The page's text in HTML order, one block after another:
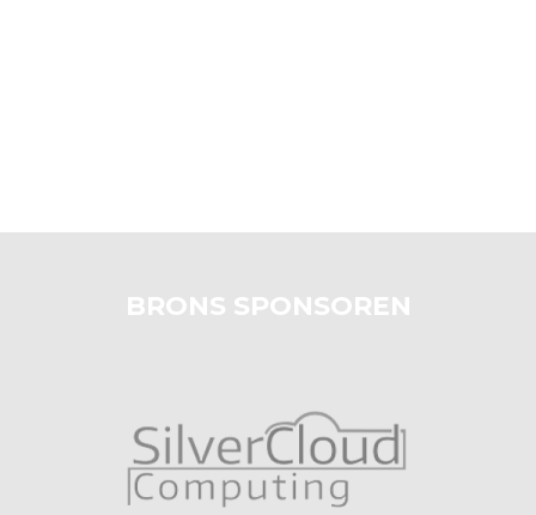
BRONS SPONSOREN